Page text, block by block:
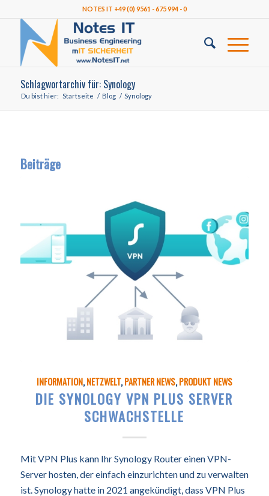
NOTES IT +49 (0) 9561 - 675 994 - 0
Schlagwortarchiv für: Synology
Du bist hier: Startseite / Blog / Synology
Beiträge
INFORMATION,NETZWELT,PARTNER NEWS,PRODUKT NEWS
DIE SYNOLOGY VPN PLUS SERVER
SCHWACHSTELLE
Mit VPN Plus kann Ihr Synology Router einen VPN-
Server hosten, der einfach einzurichten und zu verwalten
ist. Synology hatte in 2021 angekündigt, dass VPN Plus